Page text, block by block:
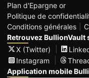
Plan d'Epargne or
Politique de
Conditions générales
Retrouvez BullionVault
X (Twitter)
Instagram
Application mobile